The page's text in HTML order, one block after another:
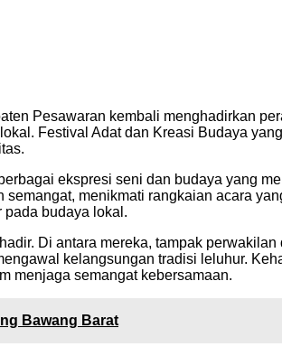
Pesawaran kembali menghadirkan
Festival Adat dan Kreasi Budaya
ekspresi seni dan budaya yang
menikmati rangkaian acara
pada budaya lokal.
Di antara mereka, tampak
kelangsungan tradisi leluhur.
menjaga semangat kebersamaan.
Bawang Barat